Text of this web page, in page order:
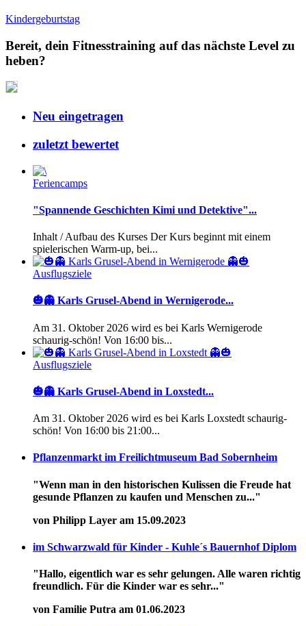
Kindergeburtstag
Bereit, dein Fitnesstraining auf das nächste Level zu
heben?
Neu eingetragen
zuletzt bewertet
Feriencamps
"Spannende Geschichten Kimi und Detektive"...
Inhalt / Aufbau des Kurses Der Kurs beginnt mit einem
spielerischen Warm-up, bei...
Ausflugsziele
🎃👻 Karls Grusel-Abend in Wernigerode...
Am 31. Oktober 2026 wird es bei Karls Wernigerode
schaurig-schön! Von 16:00 bis...
Ausflugsziele
🎃👻 Karls Grusel-Abend in Loxstedt...
Am 31. Oktober 2026 wird es bei Karls Loxstedt schaurig-
schön! Von 16:00 bis 21:00...
Pflanzenmarkt im Freilichtmuseum Bad Sobernheim
"Wenn man in den historischen Kulissen die Freude hat
gesunde Pflanzen zu kaufen und Menschen zu..."
von Philipp Layer am 15.09.2023
im Schwarzwald für Kinder - Kuhle´s Bauernhof Diplom
"Hallo, eigentlich war es sehr gelungen. Alle waren richtig
freundlich. Für die Kinder war es sehr..."
von Familie Putra am 01.06.2023